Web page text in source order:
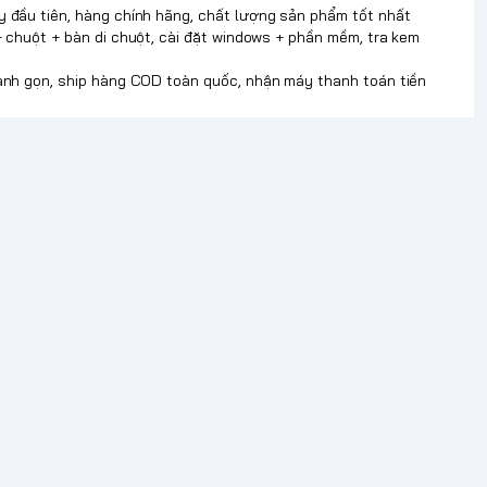
đầu tiên, hàng chính hãng, chất lượng sản phẩm tốt nhất
+ bàn di chuột, cài đặt windows + phần mềm, tra kem
gọn, ship hàng COD toàn quốc, nhận máy thanh toán tiền